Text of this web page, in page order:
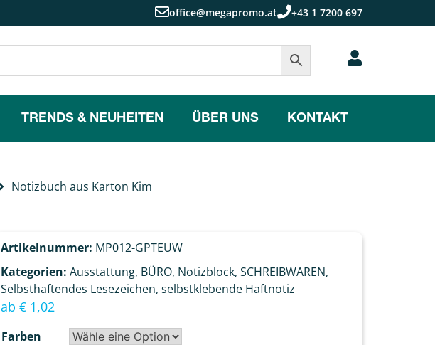
office@megapromo.at +43 1 7200 697
TRENDS & NEUHEITEN ÜBER UNS KONTAKT
Notizbuch aus Karton Kim
Artikelnummer: MP012-GPTEUW
Kategorien: Ausstattung, BÜRO, Notizblock, SCHREIBWAREN,
Selbsthaftendes Lesezeichen, selbstklebende Haftnotiz
ab €1,02
Farben